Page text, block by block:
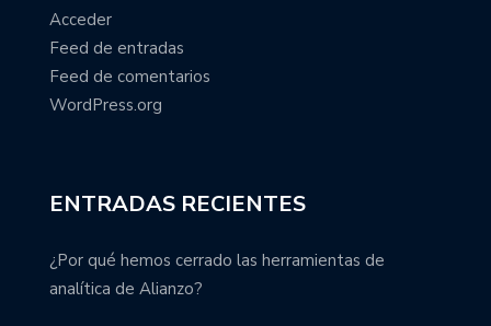
Acceder
Feed de entradas
Feed de comentarios
WordPress.org
ENTRADAS RECIENTES
¿Por qué hemos cerrado las herramientas de
analítica de Alianzo?